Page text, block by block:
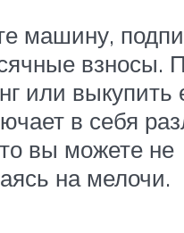
машину,
взносы.
или выкупить
в себя
вы можете не
на мелочи.